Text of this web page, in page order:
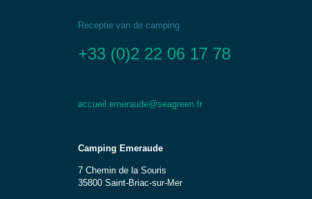
Receptie van de camping
+33 (0)2 22 06 17 78
accueil.emeraude@seagreen.fr
Camping Emeraude
7 Chemin de la Souris
35800 Saint-Briac-sur-Mer